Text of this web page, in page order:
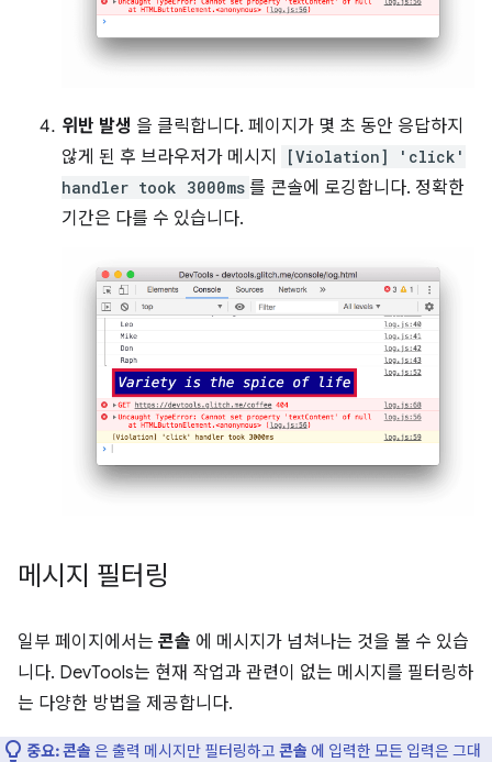
위반 발생 을 클릭합니다. 페이지가 몇 초 동안 응답하지
않게 된 후 브라우저가 메시지
[Violation] 'click'
handler took 3000ms 를 콘솔에 로깅합니다. 정확한
기간은 다를 수 있습니다.
메시지 필터링
일부 페이지에서는 콘솔 에 메시지가 넘쳐나는 것을 볼 수 있습
니다. DevTools는 현재 작업과 관련이 없는 메시지를 필터링하
는 다양한 방법을 제공합니다.
중요:콘솔 은 출력 메시지만 필터링하고 콘솔 에 입력한 모든 입력은 그대